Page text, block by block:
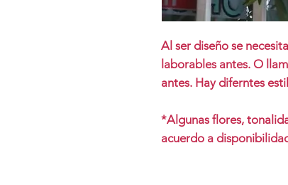
Al ser diseño se
laborables antes. O
antes. Hay diferntes
*Algunas flores,
acuerdo a